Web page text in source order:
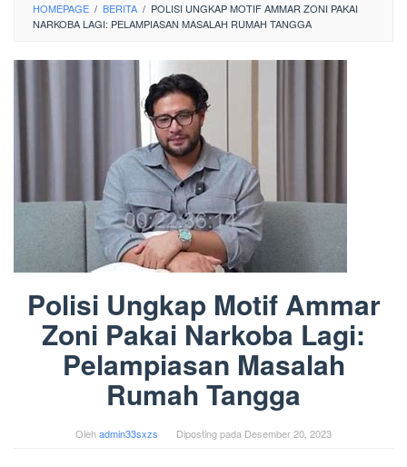
HOMEPAGE / BERITA / POLISI UNGKAP MOTIF AMMAR ZONI PAKAI
NARKOBA LAGI: PELAMPIASAN MASALAH RUMAH TANGGA
Polisi Ungkap Motif Ammar
Zoni Pakai Narkoba Lagi:
Pelampiasan Masalah
Rumah Tangga
Olehadmin33sxzs Diposting pada Desember 20, 2023